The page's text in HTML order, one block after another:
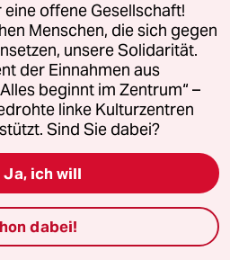
offene Gesellschaft!
Menschen, die sich gegen
unsere Solidarität.
der Einnahmen aus
beginnt im Zentrum“ –
linke Kulturzentren
Sind Sie dabei?
Ja, ich will
dabei!